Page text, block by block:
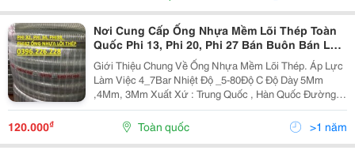
Nơi Cung Cấp Ống Nhựa Mềm Lõi Thép Toàn
Quốc Phi 13, Phi 20, Phi 27 Bán Buôn Bán Lẻ
Giá Nào Cũng Bán.
Giới Thiệu Chung Về Ống Nhựa Mềm Lõi Thép. Áp Lực
Làm Việc 4_7Bar Nhiệt Độ _5-80Độ C Độ Dày 5Mm
,4Mm, 3Mm Xuất Xứ : Trung Quốc , Hàn Quốc Đường
Kính Thông Dụng Phi 13, Phi16, Phi20, Phi25, Phi27,
Phi32, Phi34, Phi38, Phi40, Phi42, Phi48,...
120.000₫ Toàn quốc >1 năm